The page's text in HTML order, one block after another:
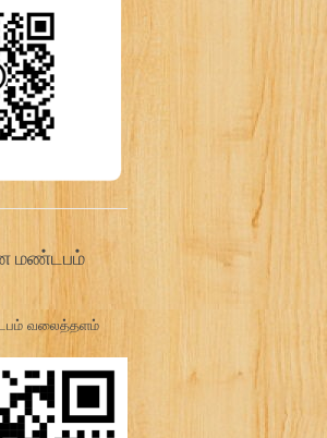
மண்டபம்
வலைத்தளம்